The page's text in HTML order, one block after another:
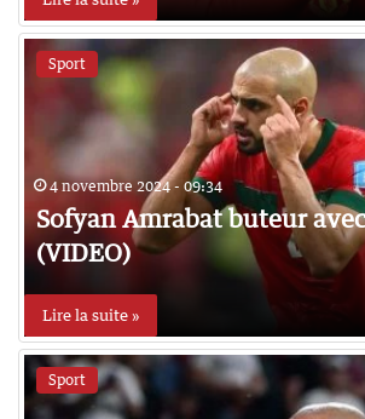
Sport
4 novembre 2024 - 09:34
Sofyan Amrabat buteur
(VIDEO)
Lire la suite »
Sport